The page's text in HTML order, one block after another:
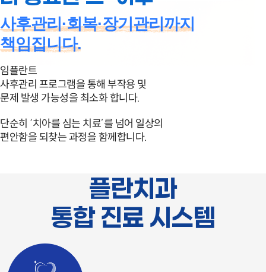
사후관리·회복·장기관리까지
책임집니다.
임플란트
사후관리 프로그램을 통해 부작용 및
문제 발생 가능성을 최소화 합니다.
단순히 ‘치아를 심는 치료’를 넘어 일상의
편안함을 되찾는 과정을 함께합니다.
플란치과
통합 진료 시스템